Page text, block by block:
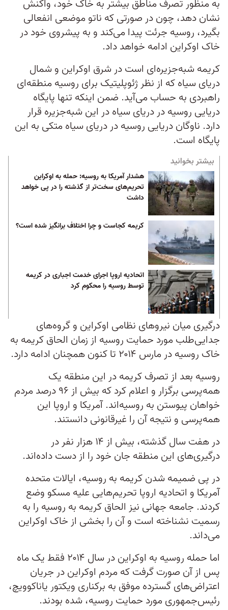
به منظور تصرف مناطق بیشتر به خاک خود، واکنش
نشان دهد، چون در صورتی که ناتو موضعی انفعالی
بگیرد، روسیه جرئت پیدا می‌کند و به پیشروی خود در
خاک اوکراین ادامه خواهد داد.
کریمه شبه‌جزیره‌ای است در شرق اوکراین و شمال
دریای سیاه که از نظر ژئوپلیتیک برای روسیه منطقه‌ای
راهبردی به حساب می‌آید. ضمن اینکه تنها پایگاه
دریایی روسیه در دریای سیاه در این شبه‌جزیره قرار
دارد. ناوگان دریایی روسیه در دریاى سیاه متكى به این
پایگاه است.
بیشتر بخوانید
هشدار آمریکا به روسیه: حمله به اوکراین
تحریم‌های سخت‌تر از گذشته را در پی خواهد
داشت
کریمه کجاست و چرا اختلاف ‌برانگیز شده است؟
اتحادیه اروپا اجرای خدمت اجباری در کریمه
توسط روسیه را محکوم کرد
درگیری میان نیروهای نظامی اوکراین و گروه‌های
جدایی‌طلب مورد حمایت روسیه از زمان الحاق کریمه به
خاک روسیه در مارس ۲۰۱۴ تا کنون همچنان ادامه دارد.
روسیه بعد از تصرف کریمه در این منطقه یک
همه‌پرسی برگزار و اعلام کرد که بیش از ۹۶ درصد مردم
خواهان پیوستن به روسیه‌اند. آمریکا و اروپا این
همه‌پرسی و نتیجه آن را غیرقانونی دانستند.
در هفت سال گذشته، بیش از ۱۴ هزار نفر در
درگیری‌های این منطقه جان خود را از دست داده‌اند.
در پی ضمیمه شدن کریمه به روسیه، ایالات متحده
آمریکا و اتحادیه اروپا تحریم‌هایی علیه مسکو وضع
کردند. جامعه جهانی نیز الحاق کریمه به روسیه را به
رسمیت نشناخته است و آن را بخشی از خاک اوکراین
می‌داند.
اما حمله روسیه به اوکراین در سال ۲۰۱۴ فقط یک ماه
پس از آن صورت گرفت که مردم اوکراین در جریان
اعتراض‌های گسترده موفق به برکناری ویکتور یاناکوویچ،
رئیس‌جمهوری مورد حمایت روسیه، شده بودند.